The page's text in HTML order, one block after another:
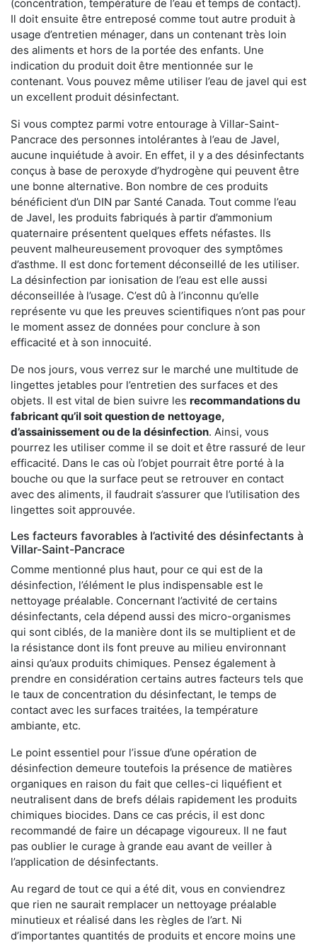
(concentration, température de l’eau et temps de contact).
Il doit ensuite être entreposé comme tout autre produit à
usage d’entretien ménager, dans un contenant très loin
des aliments et hors de la portée des enfants. Une
indication du produit doit être mentionnée sur le
contenant. Vous pouvez même utiliser l’eau de javel qui est
un excellent produit désinfectant.
Si vous comptez parmi votre entourage à Villar-Saint-
Pancrace des personnes intolérantes à l’eau de Javel,
aucune inquiétude à avoir. En effet, il y a des désinfectants
conçus à base de peroxyde d’hydrogène qui peuvent être
une bonne alternative. Bon nombre de ces produits
bénéficient d’un DIN par Santé Canada. Tout comme l’eau
de Javel, les produits fabriqués à partir d’ammonium
quaternaire présentent quelques effets néfastes. Ils
peuvent malheureusement provoquer des symptômes
d’asthme. Il est donc fortement déconseillé de les utiliser.
La désinfection par ionisation de l’eau est elle aussi
déconseillée à l’usage. C’est dû à l’inconnu qu’elle
représente vu que les preuves scientifiques n’ont pas pour
le moment assez de données pour conclure à son
efficacité et à son innocuité.
De nos jours, vous verrez sur le marché une multitude de
lingettes jetables pour l’entretien des surfaces et des
objets. Il est vital de bien suivre les recommandations du
fabricant qu’il soit question de nettoyage,
d’assainissement ou de la désinfection. Ainsi, vous
pourrez les utiliser comme il se doit et être rassuré de leur
efficacité. Dans le cas où l’objet pourrait être porté à la
bouche ou que la surface peut se retrouver en contact
avec des aliments, il faudrait s’assurer que l’utilisation des
lingettes soit approuvée.
Les facteurs favorables à l’activité des désinfectants à
Villar-Saint-Pancrace
Comme mentionné plus haut, pour ce qui est de la
désinfection, l’élément le plus indispensable est le
nettoyage préalable. Concernant l’activité de certains
désinfectants, cela dépend aussi des micro-organismes
qui sont ciblés, de la manière dont ils se multiplient et de
la résistance dont ils font preuve au milieu environnant
ainsi qu’aux produits chimiques. Pensez également à
prendre en considération certains autres facteurs tels que
le taux de concentration du désinfectant, le temps de
contact avec les surfaces traitées, la température
ambiante, etc.
Le point essentiel pour l’issue d’une opération de
désinfection demeure toutefois la présence de matières
organiques en raison du fait que celles-ci liquéfient et
neutralisent dans de brefs délais rapidement les produits
chimiques biocides. Dans ce cas précis, il est donc
recommandé de faire un décapage vigoureux. Il ne faut
pas oublier le curage à grande eau avant de veiller à
l’application de désinfectants.
Au regard de tout ce qui a été dit, vous en conviendrez
que rien ne saurait remplacer un nettoyage préalable
minutieux et réalisé dans les règles de l’art. Ni
d’importantes quantités de produits et encore moins une